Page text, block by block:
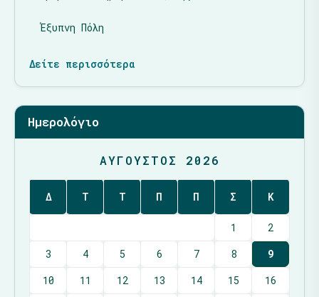
Έξυπνη Πόλη
Δείτε περισσότερα
Ημερολόγιο
ΑΎΓΟΥΣΤΟΣ 2026
Δ Τ Τ Π Π Σ Κ
1
2
3
4 5 6 7 8
9
10
11 12 13 14 15
16